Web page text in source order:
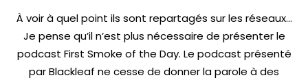
À voir à quel point ils sont repartagés sur les réseaux…
Je pense qu’il n’est plus nécessaire de présenter le
podcast First Smoke of the Day. Le podcast présenté
par Blackleaf ne cesse de donner la parole à des